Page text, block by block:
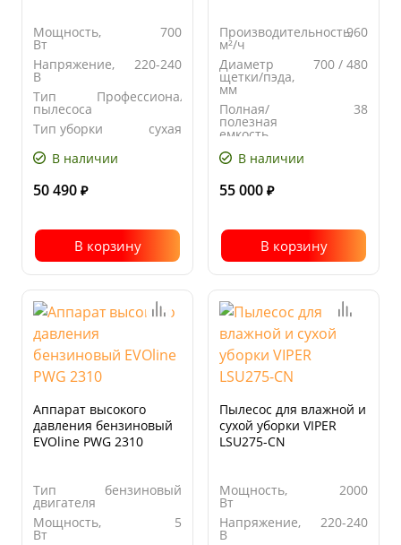
Мощность,
Вт
700
Напряжение,
В
220-240
Тип
пылесоса
Профессиональный
Тип уборки
сухая
В наличии
50 490 ₽
В корзину
Производительность,
м²/ч
960
Диаметр
щетки/пэда,
мм
700 / 480
Полная/
полезная
емкость
л
38
ширина, мм
В наличии
55 000 ₽
В корзину
Аппарат высокого
давления бензиновый
EVOline PWG 2310
Тип
двигателя
бензиновый
Мощность,
Вт
5
Пылесос для влажной и
сухой уборки VIPER
LSU275-CN
Мощность,
Вт
2000
Напряжение,
В
220-240